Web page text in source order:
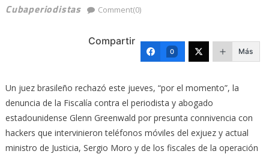
Cubaperiodistas
Comment(0)
Compartir
0 Más
Un juez brasileño rechazó este jueves, “por el momento”, la
denuncia de la Fiscalía contra el periodista y abogado
estadounidense Glenn Greenwald por presunta connivencia con
hackers que intervinieron teléfonos móviles del exjuez y actual
ministro de Justicia, Sergio Moro y de los fiscales de la operación